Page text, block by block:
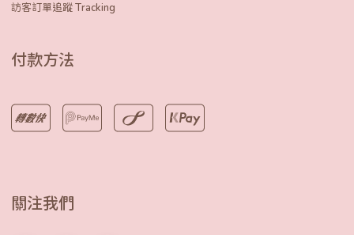
訪客訂單追蹤 Tracking
付款方法
關注我們